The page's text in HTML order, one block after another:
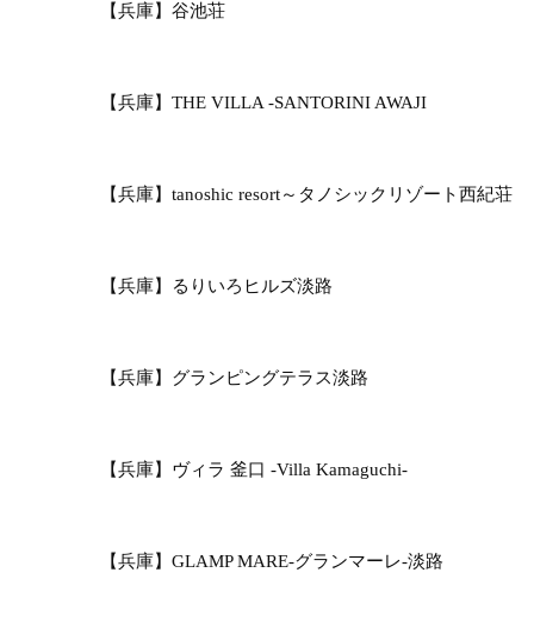
【兵庫】谷池荘
【兵庫】THE VILLA -SANTORINI AWAJI
【兵庫】tanoshic resort～タノシックリゾート西紀荘
【兵庫】るりいろヒルズ淡路
【兵庫】グランピングテラス淡路
【兵庫】ヴィラ 釜口 -Villa Kamaguchi-
【兵庫】GLAMP MARE-グランマーレ-淡路